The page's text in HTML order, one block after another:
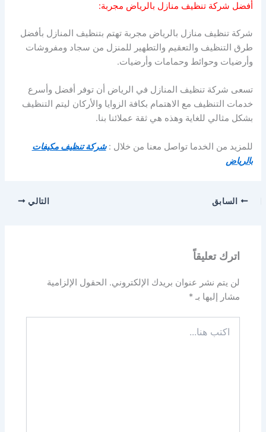
أفضل شركة تنظيف منازل بالرياض مجربة:
شركة تنظيف منازل بالرياض مجربة تهتم بتنظيف المنازل بأفضل
طرق التنظيف والتعقيم والتطهير للمنزل من سجاد ومفروشات
وأرضيات وحوائط وحمامات وأرضيات.
تسعى شركة تنظيف المنازل في الرياض أن توفر أفضل وأسرع
خدمات التنظيف مع الاهتمام بكافة الزوايا والأركان ليتم التنظيف
بشكل مثالي للغاية وهذه هي ثقة عملائنا بنا.
للمزيد من الخدما تواصل معنا من خلال :شركة تنظيف مكيفات
بالرياض
السابق التالي
اترك تعليقاً
لن يتم نشر عنوان بريدك الإلكتروني.
الحقول الإلزامية
مشار إليها بـ*
هنا...